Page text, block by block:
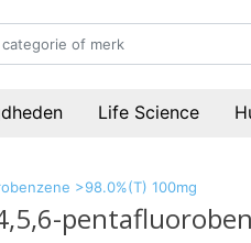
Life Science
>98.0%(T) 100mg